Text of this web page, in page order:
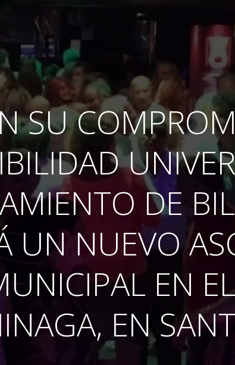
SU
DE
UN NUEVO
EN
EN